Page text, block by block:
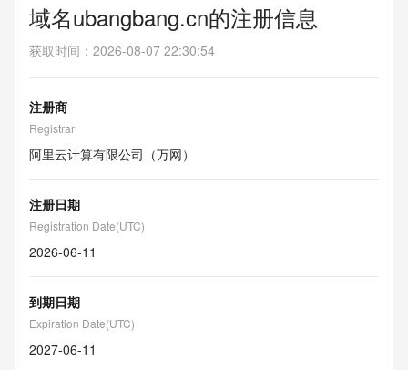
域名ubangbang.cn的注册信息
获取时间 ： 2026-08-07 22:30:54
注册商
Registrar
阿里云计算有限公司（万网）
注册日期
Registration Date(UTC)
2026-06-11
到期日期
Expiration Date(UTC)
2027-06-11